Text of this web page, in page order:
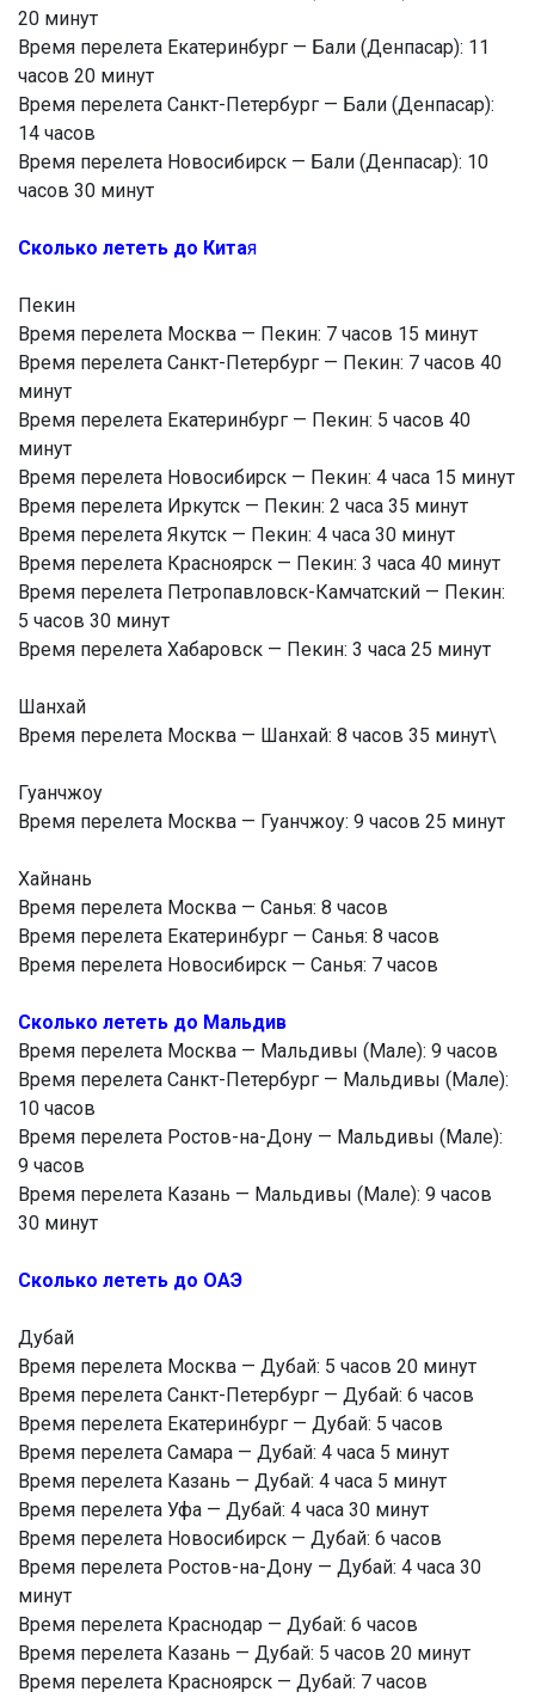
20 минут
Время перелета Екатеринбург — Бали (Денпасар): 11
часов 20 минут
Время перелета Санкт-Петербург — Бали (Денпасар):
14 часов
Время перелета Новосибирск — Бали (Денпасар): 10
часов 30 минут
Сколько лететь до Китая
Пекин
Время перелета Москва — Пекин: 7 часов 15 минут
Время перелета Санкт-Петербург — Пекин: 7 часов 40
минут
Время перелета Екатеринбург — Пекин: 5 часов 40
минут
Время перелета Новосибирск — Пекин: 4 часа 15 минут
Время перелета Иркутск — Пекин: 2 часа 35 минут
Время перелета Якутск — Пекин: 4 часа 30 минут
Время перелета Красноярск — Пекин: 3 часа 40 минут
Время перелета Петропавловск-Камчатский — Пекин:
5 часов 30 минут
Время перелета Хабаровск — Пекин: 3 часа 25 минут
Шанхай
Время перелета Москва — Шанхай: 8 часов 35 минут\
Гуанчжоу
Время перелета Москва — Гуанчжоу: 9 часов 25 минут
Хайнань
Время перелета Москва — Санья: 8 часов
Время перелета Екатеринбург — Санья: 8 часов
Время перелета Новосибирск — Санья: 7 часов
Сколько лететь до Мальдив
Время перелета Москва — Мальдивы (Мале): 9 часов
Время перелета Санкт-Петербург — Мальдивы (Мале):
10 часов
Время перелета Ростов-на-Дону — Мальдивы (Мале):
9 часов
Время перелета Казань — Мальдивы (Мале): 9 часов
30 минут
Сколько лететь до ОАЭ
Дубай
Время перелета Москва — Дубай: 5 часов 20 минут
Время перелета Санкт-Петербург — Дубай: 6 часов
Время перелета Екатеринбург — Дубай: 5 часов
Время перелета Самара — Дубай: 4 часа 5 минут
Время перелета Казань — Дубай: 4 часа 5 минут
Время перелета Уфа — Дубай: 4 часа 30 минут
Время перелета Новосибирск — Дубай: 6 часов
Время перелета Ростов-на-Дону — Дубай: 4 часа 30
минут
Время перелета Краснодар — Дубай: 6 часов
Время перелета Казань — Дубай: 5 часов 20 минут
Время перелета Красноярск — Дубай: 7 часов